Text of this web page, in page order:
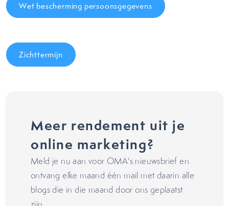
Wet bescherming persoonsgegevens
Zichttermijn
Meer rendement uit je
online marketing?
Meld je nu aan voor OMA's nieuwsbrief en
ontvang elke maand één mail met daarin alle
blogs die in die maand door ons geplaatst